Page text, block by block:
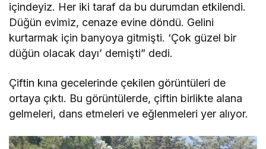
içindeyiz. Her iki taraf da bu durumdan etkilendi.
Düğün evimiz, cenaze evine döndü. Gelini
kurtarmak için banyoya gitmişti. ‘Çok güzel bir
düğün olacak dayı’ demişti” dedi.
Çiftin kına gecelerinde çekilen görüntüleri de
ortaya çıktı. Bu görüntülerde, çiftin birlikte alana
gelmeleri, dans etmeleri ve eğlenmeleri yer alıyor.